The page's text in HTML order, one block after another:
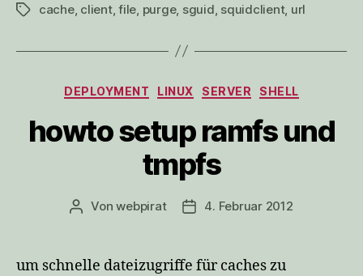
Schlagwörter
cache, client,file purge, sguid squidclient, url
Kategorien
DEPLOYMENT LINUX SERVER SHELL
howto setup ramfs und
tmpfs
Beitragsautor
Vonwebpirat Veröffentlichungsdatum
4. Februar 2012
um schnelle dateizugriffe für caches zu